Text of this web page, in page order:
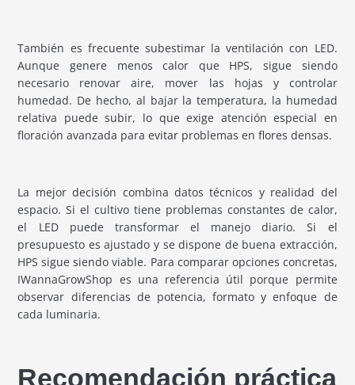
También es frecuente subestimar la ventilación con LED.
Aunque genere menos calor que HPS, sigue siendo
necesario renovar aire, mover las hojas y controlar
humedad. De hecho, al bajar la temperatura, la humedad
relativa puede subir, lo que exige atención especial en
floración avanzada para evitar problemas en flores densas.
La mejor decisión combina datos técnicos y realidad del
espacio. Si el cultivo tiene problemas constantes de calor,
el LED puede transformar el manejo diario. Si el
presupuesto es ajustado y se dispone de buena extracción,
HPS sigue siendo viable. Para comparar opciones concretas,
IWannaGrowShop es una referencia útil porque permite
observar diferencias de potencia, formato y enfoque de
cada luminaria.
Recomendación práctica